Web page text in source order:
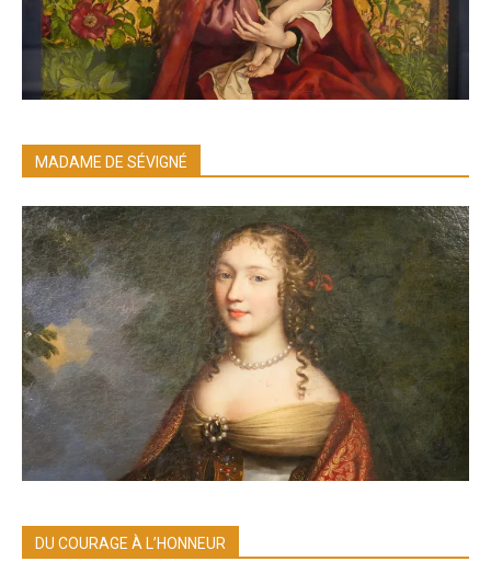
MADAME DE SÉVIGNÉ
DU COURAGE À L’HONNEUR